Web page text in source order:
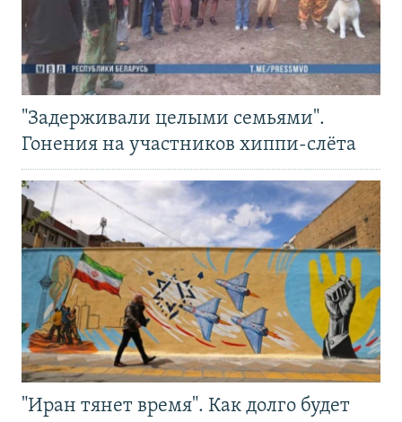
"Задерживали целыми семьями".
Гонения на участников хиппи-слёта
"Иран тянет время". Как долго будет